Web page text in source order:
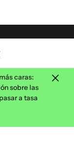
caras:
sobre las
a tasa